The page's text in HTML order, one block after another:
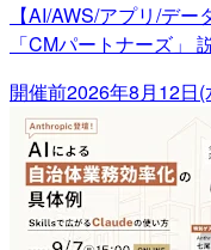
【AI/AWS/アプリ/デ
「CMパートナーズ」
開催前2026年8月12日(